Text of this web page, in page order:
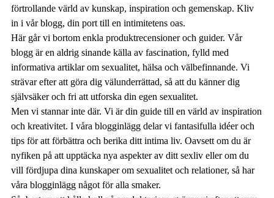
förtrollande värld av kunskap, inspiration och gemenskap. Kliv
in i vår blogg, din port till en intimitetens oas.
Här går vi bortom enkla produktrecensioner och guider. Vår
blogg är en aldrig sinande källa av fascination, fylld med
informativa artiklar om sexualitet, hälsa och välbefinnande. Vi
strävar efter att göra dig välunderrättad, så att du känner dig
självsäker och fri att utforska din egen sexualitet.
Men vi stannar inte där. Vi är din guide till en värld av inspiration
och kreativitet. I våra blogginlägg delar vi fantasifulla idéer och
tips för att förbättra och berika ditt intima liv. Oavsett om du är
nyfiken på att upptäcka nya aspekter av ditt sexliv eller om du
vill fördjupa dina kunskaper om sexualitet och relationer, så har
våra blogginlägg något för alla smaker.